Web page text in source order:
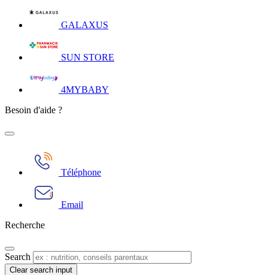
GALAXUS
SUN STORE
4MYBABY
Besoin d'aide ?
Téléphone
Email
Recherche
Search
Clear search input